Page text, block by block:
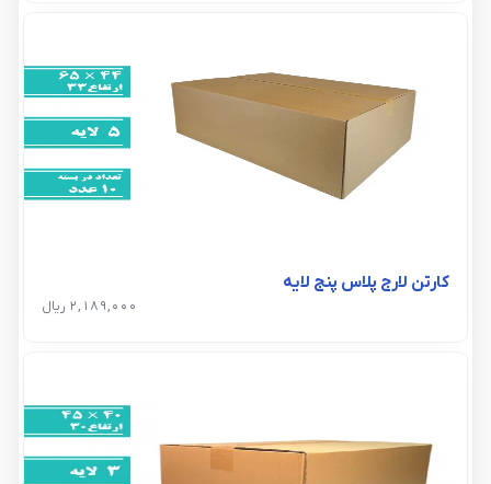
کارتن لارج پلاس پنج لایه
2,189,000 ریال